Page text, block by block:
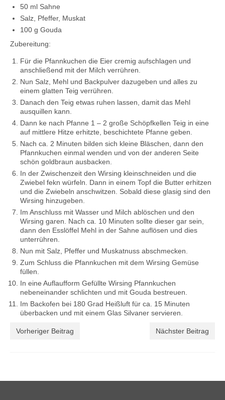
50 ml Sahne
Salz, Pfeffer, Muskat
100 g Gouda
Zubereitung:
Für die Pfannkuchen die Eier cremig aufschlagen und
anschließend mit der Milch verrühren.
Nun Salz, Mehl und Backpulver dazugeben und alles zu
einem glatten Teig verrühren.
Danach den Teig etwas ruhen lassen, damit das Mehl
ausquillen kann.
Dann ke nach Pfanne 1 – 2 große Schöpfkellen Teig in eine
auf mittlere Hitze erhitzte, beschichtete Pfanne geben.
Nach ca. 2 Minuten bilden sich kleine Bläschen, dann den
Pfannkuchen einmal wenden und von der anderen Seite
schön goldbraun ausbacken.
In der Zwischenzeit den Wirsing kleinschneiden und die
Zwiebel fekn würfeln. Dann in einem Topf die Butter erhitzen
und die Zwiebeln anschwitzen. Sobald diese glasig sind den
Wirsing hinzugeben.
Im Anschluss mit Wasser und Milch ablöschen und den
Wirsing garen. Nach ca. 10 Minuten sollte dieser gar sein,
dann den Esslöffel Mehl in der Sahne auflösen und dies
unterrühren.
Nun mit Salz, Pfeffer und Muskatnuss abschmecken.
Zum Schluss die Pfannkuchen mit dem Wirsing Gemüse
füllen.
In eine Auflaufform Gefüllte Wirsing Pfannkuchen
nebeneinander schlichten und mit Gouda bestreuen.
Im Backofen bei 180 Grad Heißluft für ca. 15 Minuten
überbacken und mit einem Glas Silvaner servieren.
Vorheriger Beitrag Nächster Beitrag